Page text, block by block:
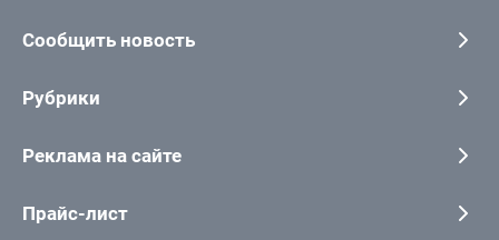
Сообщить новость
Рубрики
Реклама на сайте
Прайс-лист